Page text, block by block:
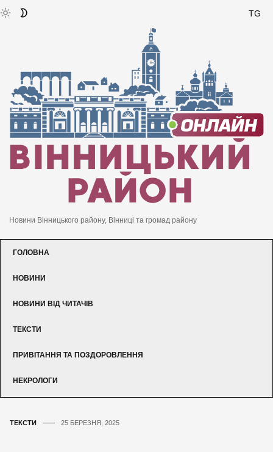
TG
Новини Вінницького району, Вінниці та громад району
ГОЛОВНА
НОВИНИ
НОВИНИ ВІД ЧИТАЧІВ
ТЕКСТИ
ПРИВІТАННЯ ТА ПОЗДОРОВЛЕННЯ
НЕКРОЛОГИ
ТЕКСТИ 25 БЕРЕЗНЯ, 2025